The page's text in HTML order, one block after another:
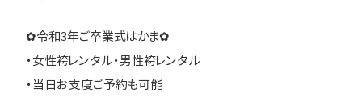
✿令和3年ご卒業式はかま✿
・女性袴レンタル・男性袴レンタル
・当日お支度ご予約も可能